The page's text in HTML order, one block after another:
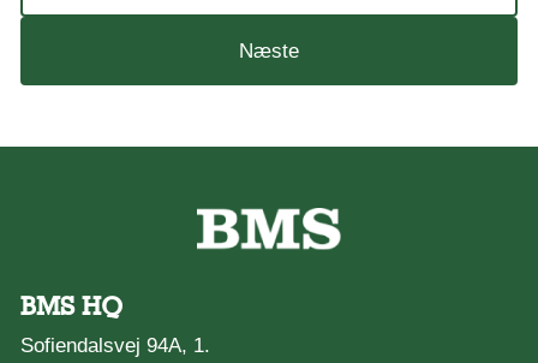
Næste
BMS HQ
Sofiendalsvej 94A, 1.